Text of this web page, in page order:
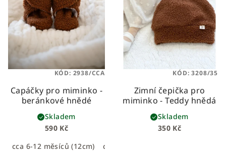
Capáčky pro miminko -
beránkové hnědé
590 Kč
cca 6-12 měsíců (12cm)
cca 0-6 měsíců (11cm)
Skladem
KÓD: 2938/CCA
Zimní čepička pro
miminko - Teddy hnědá
350 Kč
Skladem
KÓD:3208/35